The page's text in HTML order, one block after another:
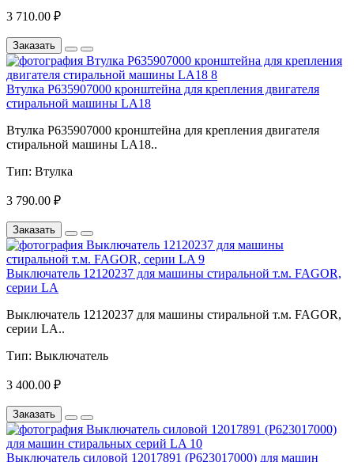
3 710.00 ₽
Заказать
Втулка P635907000 кронштейна для крепления двигателя
стиральной машины LA18
Втулка P635907000 кронштейна для крепления двигателя
стиральной машины LA18..
Тип: Втулка
3 790.00 ₽
Заказать
Выключатель 12120237 для машины стиральной т.м. FAGOR,
серии LA
Выключатель 12120237 для машины стиральной т.м. FAGOR,
серии LA..
Тип: Выключатель
3 400.00 ₽
Заказать
Выключатель силовой 12017891 (P623017000) для машин